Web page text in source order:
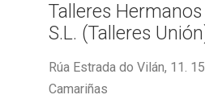
Talleres Hermanos
S.L. (Talleres
Rúa Estrada do Vilán, 11.
Camariñas